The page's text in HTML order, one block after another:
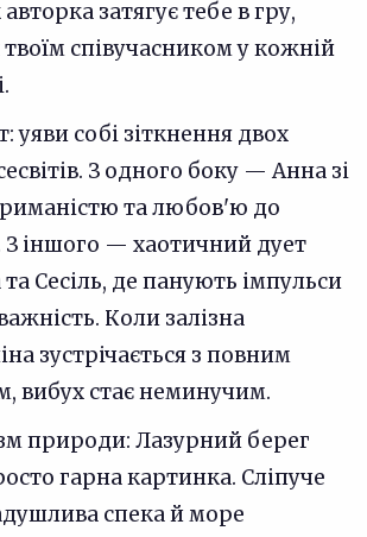
затягує тебе в гру,
співучасником у кожній
уяви собі зіткнення двох
З одного боку — Анна зі
та любов'ю до
З іншого — хаотичний дует
Сесіль, де панують імпульси
Коли залізна
зустрічається з повним
вибух стає неминучим.
природи: Лазурний берег
гарна картинка. Сліпуче
спека й море